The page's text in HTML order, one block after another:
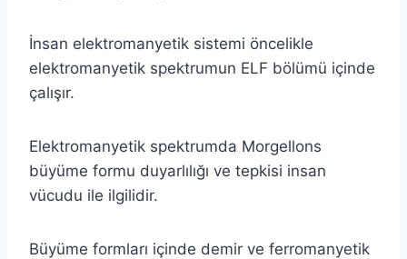
İnsan elektromanyetik sistemi öncelikle
elektromanyetik spektrumun ELF bölümü içinde
çalışır.
Elektromanyetik spektrumda Morgellons
büyüme formu duyarlılığı ve tepkisi insan
vücudu ile ilgilidir.
Büyüme formları içinde demir ve ferromanyetik